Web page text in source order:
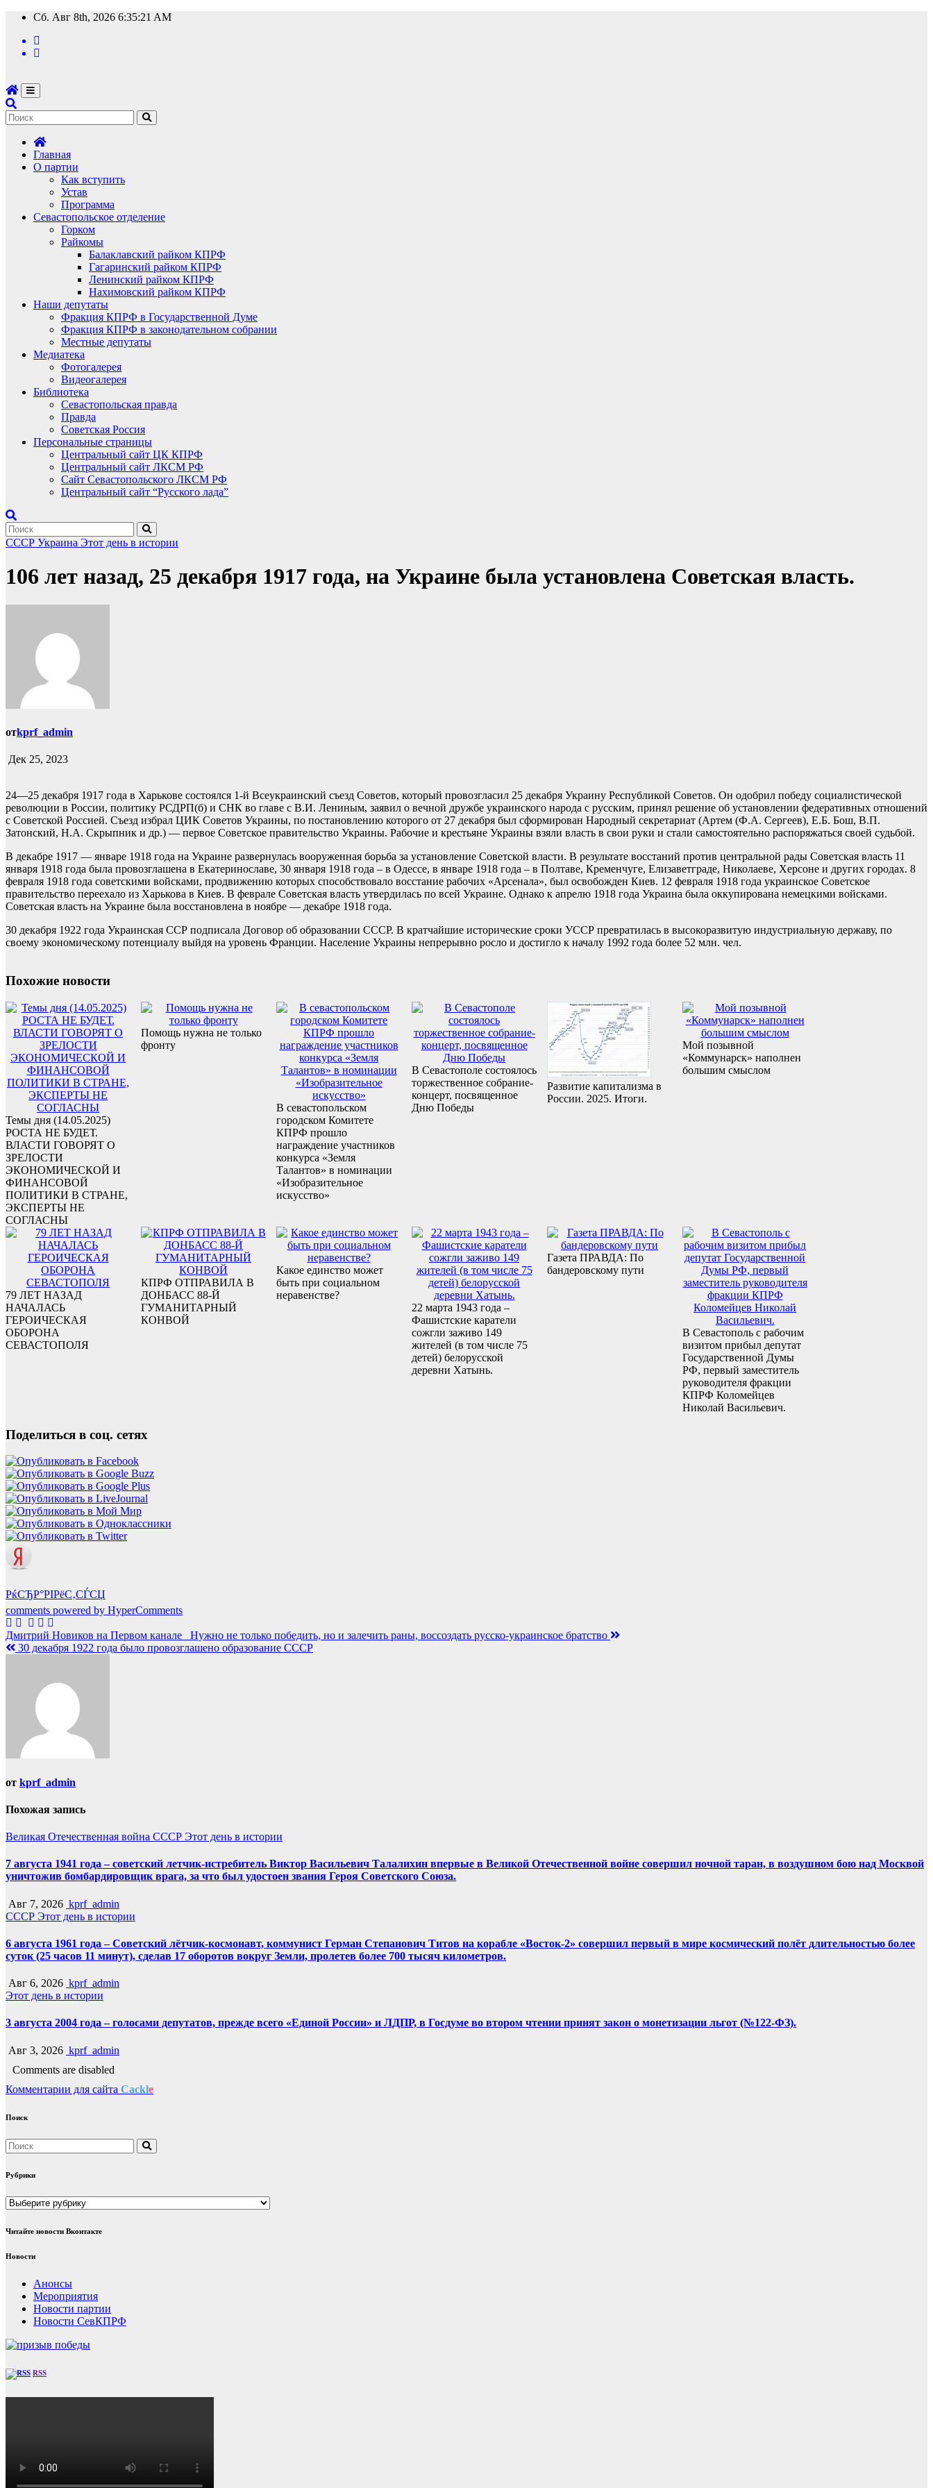
Перейти
содержимому
Сб. Авг 8th, 2026 6:35:22 AM
Главная
О партии
Как вступить
Устав
Программа
Севастопольское отделение
Горком
Райкомы
Балаклавский райком КПРФ
Гагаринский райком КПРФ
Ленинский райком КПРФ
Нахимовский райком КПРФ
Наши депутаты
Фракция КПРФ в Государственной Думе
Фракция КПРФ в законодательном собрании
Местные депутаты
Медиатека
Фотогалерея
Видеогалерея
Библиотека
Севастопольская правда
Правда
Советская Россия
Персональные страницы
Центральный сайт ЦК КПРФ
Центральный сайт ЛКСМ РФ
Сайт Севастопольского ЛКСМ РФ
Центральный сайт “Русского лада”
СССР Украина Этот день в истории
106 лет назад, 25 декабря 1917 года, на Украине была установлена Советская власть.
отkprf_admin
Дек 25, 2023
24—25 декабря 1917 года в Харькове состоялся 1-й Всеукраинский съезд Советов, который провозгласил 25 декабря Украину Республикой Советов. Он одобрил победу социалистической
революции в России, политику РСДРП(б) и СНК во главе с В.И. Лениным, заявил о вечной дружбе украинского народа с русским, принял решение об установлении федеративных отношений
с Советской Россией. Съезд избрал ЦИК Советов Украины, по постановлению которого от 27 декабря был сформирован Народный секретариат (Артем (Ф.А. Сергеев), Е.Б. Бош, В.П.
Затонский, Н.А. Скрыпник и др.) — первое Советское правительство Украины. Рабочие и крестьяне Украины взяли власть в свои руки и стали самостоятельно распоряжаться своей судьбой.
В декабре 1917 — январе 1918 года на Украине развернулась вооруженная борьба за установление Советской власти. В результате восстаний против центральной рады Советская власть 11
января 1918 года была провозглашена в Екатеринославе, 30 января 1918 года – в Одессе, в январе 1918 года – в Полтаве, Кременчуге, Елизаветграде, Николаеве, Херсоне и других городах. 8
февраля 1918 года советскими войсками, продвижению которых способствовало восстание рабочих «Арсенала», был освобожден Киев. 12 февраля 1918 года украинское Советское
правительство переехало из Харькова в Киев. В феврале Советская власть утвердилась по всей Украине. Однако к апрелю 1918 года Украина была оккупирована немецкими войсками.
Советская власть на Украине была восстановлена в ноябре — декабре 1918 года.
30 декабря 1922 года Украинская ССР подписала Договор об образовании СССР. В кратчайшие исторические сроки УССР превратилась в высокоразвитую индустриальную державу, по
своему экономическому потенциалу выйдя на уровень Франции. Население Украины непрерывно росло и достигло к началу 1992 года более 52 млн. чел.
Похожие новости
Темы дня (14.05.2025)
РОСТА НЕ БУДЕТ.
ВЛАСТИ ГОВОРЯТ О
ЗРЕЛОСТИ
ЭКОНОМИЧЕСКОЙ И
ФИНАНСОВОЙ
ПОЛИТИКИ В СТРАНЕ,
ЭКСПЕРТЫ НЕ
СОГЛАСНЫ
Помощь нужна не только
фронту
В севастопольском
городском Комитете
КПРФ прошло
награждение участников
конкурса «Земля
Талантов» в номинации
«Изобразительное
искусство»
В Севастополе состоялось
торжественное собрание-
концерт, посвященное
Дню Победы
Развитие капитализма в
России. 2025. Итоги.
Мой позывной
«Коммунарск» наполнен
большим смыслом
79 ЛЕТ НАЗАД
НАЧАЛАСЬ
ГЕРОИЧЕСКАЯ
ОБОРОНА
СЕВАСТОПОЛЯ
КПРФ ОТПРАВИЛА В
ДОНБАСС 88-Й
ГУМАНИТАРНЫЙ
КОНВОЙ
Какое единство может
быть при социальном
неравенстве?
22 марта 1943 года –
Фашистские каратели
сожгли заживо 149
жителей (в том числе 75
детей) белорусской
деревни Хатынь.
Газета ПРАВДА: По
бандеровскому пути
В Севастополь с рабочим
визитом прибыл депутат
Государственной Думы
РФ, первый заместитель
руководителя фракции
КПРФ Коломейцев
Николай Васильевич.
Поделиться в соц. сетях
РќСЂР°РІРёС‚СЃСЏ
comments powered by HyperComments
Навигация
по
Дмитрий Новиков на Первом канале_ Нужно не только победить, но и залечить раны, воссоздать русско-украинское братство
30 декабря 1922 года было провозглашено образование СССР
от kprf_admin
Похожая запись
Великая Отечественная война СССР Этот день в истории
7 августа 1941 года – советский летчик-истребитель Виктор Васильевич Талалихин впервые в Великой Отечественной войне совершил ночной таран, в воздушном бою над Москвой
уничтожив бомбардировщик врага, за что был удостоен звания Героя Советского Союза.
Авг 7, 2026 kprf_admin
СССР Этот день в истории
6 августа 1961 года – Советский лётчик-космонавт, коммунист Герман Степанович Титов на корабле «Восток-2» совершил первый в мире космический полёт длительностью более
суток (25 часов 11 минут), сделав 17 оборотов вокруг Земли, пролетев более 700 тысяч километров.
Авг 6, 2026 kprf_admin
Этот день в истории
3 августа 2004 года – голосами депутатов, прежде всего «Единой России» и ЛДПР, в Госдуме во втором чтении принят закон о монетизации льгот (№122-ФЗ).
Авг 3, 2026 kprf_admin
Comments are disabled
Комментарии для сайта Cackle
Поиск
Рубрики
Рубрики
Читайте новости Вконтакте
Новости
Анонсы
Мероприятия
Новости партии
Новости СевКПРФ
RSS